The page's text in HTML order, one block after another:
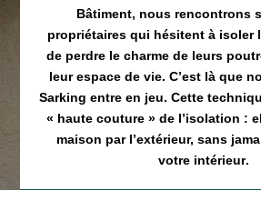
Bâtiment, nous rencontrons
propriétaires qui hésitent à isoler
de perdre le charme de leurs
leur espace de vie. C’est là que
Sarking entre en jeu. Cette
« haute couture » de l’isolation :
maison par l’extérieur, sans
votre intérieur.